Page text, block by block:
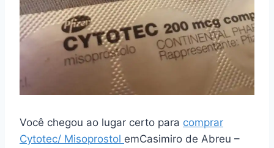
Você chegou ao lugar certo para comprar
Cytotec/ Misoprostol emCasimiro de Abreu –